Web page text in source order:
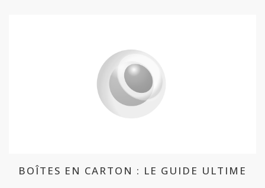
BOÎTES EN CARTON : LE GUIDE ULTIME